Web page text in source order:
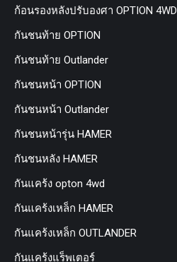
ก้อนรองหลังปรับองศา OPTION 4WD
กันชนท้าย OPTION
กันชนท้าย Outlander
กันชนหน้า OPTION
กันชนหน้า Outlander
กันชนหน้ารุ่น HAMER
กันชนหลัง HAMER
กันแคร้ง opton 4wd
กันแคร้งเหล็ก HAMER
กันแคร้งเหล็ก OUTLANDER
กันแคร้งแร็พเตอร์